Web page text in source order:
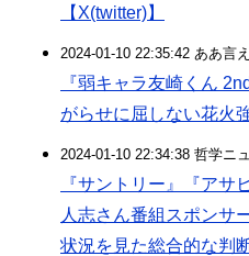
【X(twitter)】
2024-01-10 22:35:42 ああ言
『弱キャラ友崎くん
がらせに屈しない花火
2024-01-10 22:34:38 哲学ニ
『サントリー』『アサ
人志さん番組スポンサ
状況を見た総合的な判断